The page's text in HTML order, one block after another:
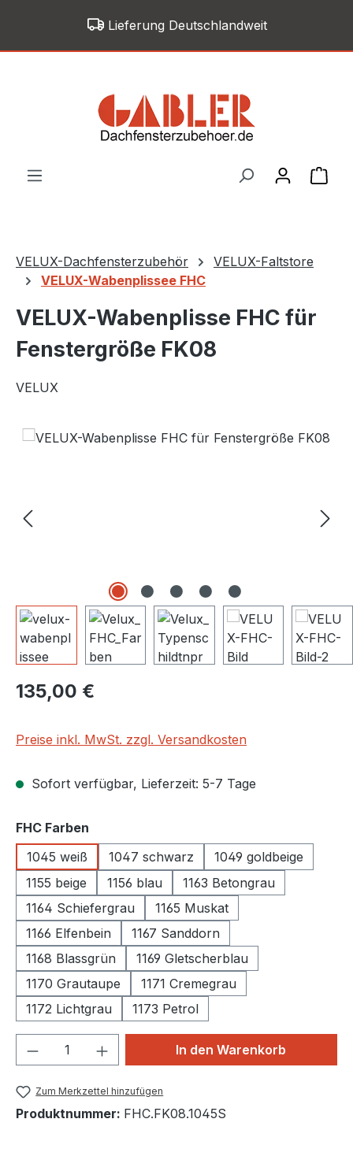
Zum Hauptinhalt springenLieferung Deutschlandweit
VELUX-Dachfensterzubehör
VELUX-Faltstore
VELUX-Wabenplissee FHC
VELUX-Wabenplisse FHC für
Fenstergröße FK08
VELUX
Bildergalerie überspringen
Regulärer Preis:
135,00 €
Preise inkl. MwSt. zzgl. Versandkosten
Sofort verfügbar, Lieferzeit: 5-7 Tage
FHC Farben
1045 weiß
1047 schwarz
1049 goldbeige
1155 beige
1156 blau
1163 Betongrau
1164 Schiefergrau
1165 Muskat
1166 Elfenbein
1167 Sanddorn
1168 Blassgrün
1169 Gletscherblau
1170 Grautaupe
1171 Cremegrau
1172 Lichtgrau
1173 Petrol
Produkt Anzahl: Gib denIn den Warenkorb
Zum Merkzettel hinzufügen
Produktnummer: FHC.FK08.1045S